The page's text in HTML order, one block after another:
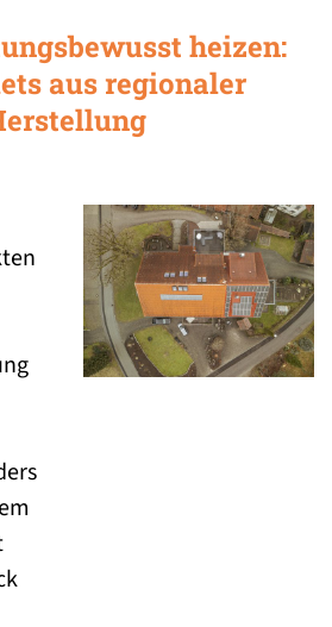
heizen:
aus regionaler